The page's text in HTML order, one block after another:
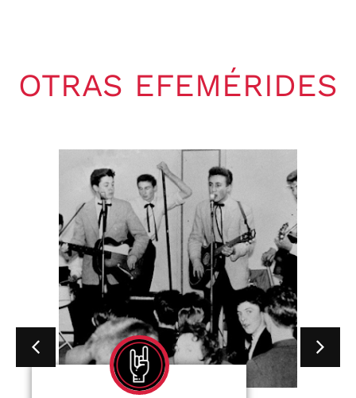
OTRAS EFEMÉRIDES